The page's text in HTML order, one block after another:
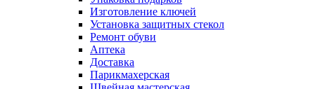
Изготовление ключей
Установка защитных стекол
Ремонт обуви
Аптека
Доставка
Парикмахерская